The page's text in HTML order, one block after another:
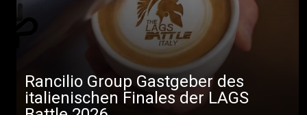
Rancilio Group Gastgeber des
italienischen Finales der LAGS